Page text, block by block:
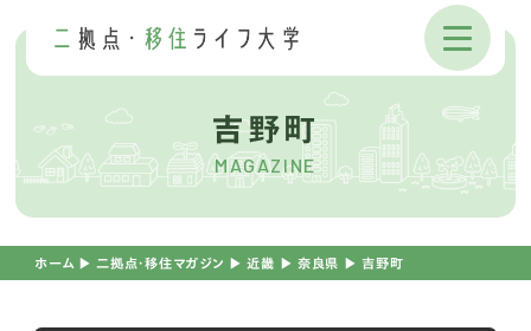
吉野町
MAGAZINE
ホーム ▶︎ 二拠点・移住マガジン ▶︎近畿 ▶︎ 奈良県 ▶︎吉野町